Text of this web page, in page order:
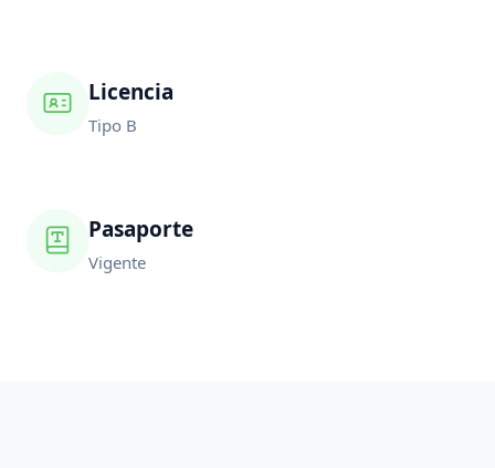
Licencia
Tipo B
Pasaporte
Vigente